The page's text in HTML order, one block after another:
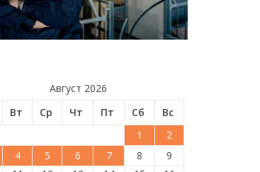
Август 2026
Вт Ср Чт Пт Сб
Вс
1
2
4 5 6 7 8
9